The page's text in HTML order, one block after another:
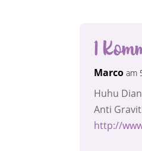
1
Marco am
Huhu
Anti
http://